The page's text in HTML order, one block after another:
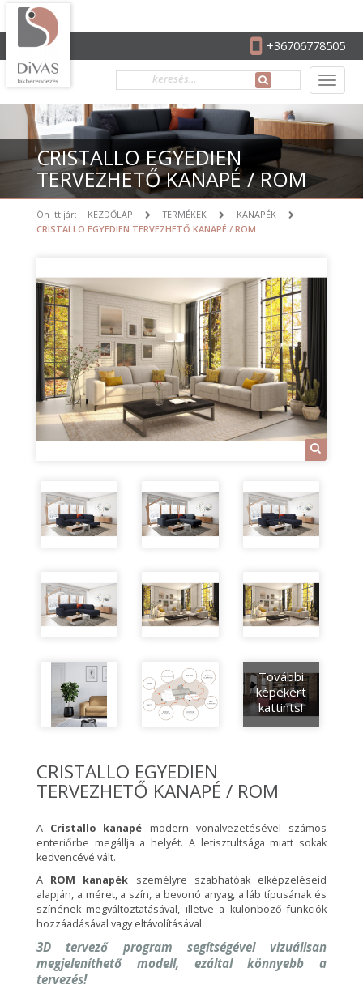
+36706778505
CRISTALLO EGYEDIEN
TERVEZHETŐ KANAPÉ / ROM
Ön itt jár: KEZDŐLAP TERMÉKEK
KANAPÉK
CRISTALLO EGYEDIEN TERVEZHETŐ KANAPÉ / ROM
CRISTALLO EGYEDIEN
TERVEZHETŐ KANAPÉ / ROM
A Cristallo kanapé modern vonalvezetésével számos
enteriőrbe megállja a helyét. A letisztultsága miatt sokak
kedvencévé vált.
A ROM kanapék személyre szabhatóak elképzeléseid
alapján, a méret, a szín, a bevonó anyag, a láb típusának és
színének megváltoztatásával, illetve a különböző funkciók
hozzáadásával vagy eltávolításával.
3D tervező program segítségével vizuálisan
megjeleníthető modell, ezáltal könnyebb a
tervezés!